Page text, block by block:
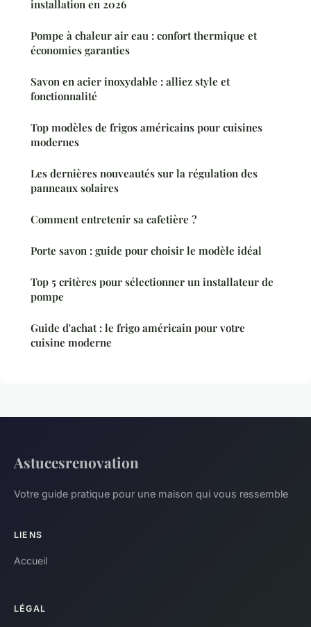
installation en 2026
Pompe à chaleur air eau : confort thermique et
économies garanties
Savon en acier inoxydable : alliez style et
fonctionnalité
Top modèles de frigos américains pour cuisines
modernes
Les dernières nouveautés sur la régulation des
panneaux solaires
Comment entretenir sa cafetière ?
Porte savon : guide pour choisir le modèle idéal
Top 5 critères pour sélectionner un installateur de
pompe
Guide d'achat : le frigo américain pour votre
cuisine moderne
Astucesrenovation
Votre guide pratique pour une maison qui vous ressemble
LIENS
Accueil
LÉGAL